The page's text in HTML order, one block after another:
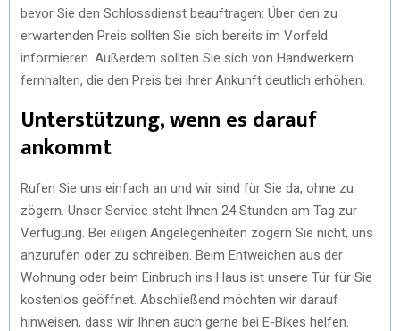
bevor Sie den Schlossdienst beauftragen: Über den zu
erwartenden Preis sollten Sie sich bereits im Vorfeld
informieren. Außerdem sollten Sie sich von Handwerkern
fernhalten, die den Preis bei ihrer Ankunft deutlich erhöhen.
Unterstützung, wenn es darauf
ankommt
Rufen Sie uns einfach an und wir sind für Sie da, ohne zu
zögern. Unser Service steht Ihnen 24 Stunden am Tag zur
Verfügung. Bei eiligen Angelegenheiten zögern Sie nicht, uns
anzurufen oder zu schreiben. Beim Entweichen aus der
Wohnung oder beim Einbruch ins Haus ist unsere Tür für Sie
kostenlos geöffnet. Abschließend möchten wir darauf
hinweisen, dass wir Ihnen auch gerne bei E-Bikes helfen.